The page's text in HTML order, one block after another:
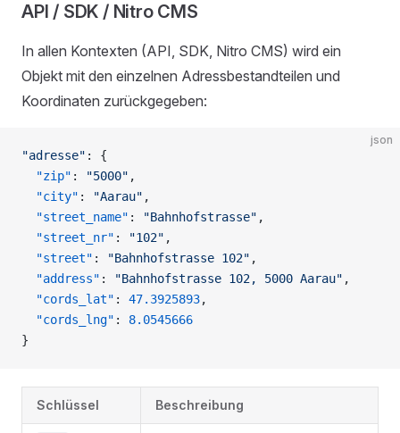
API / SDK / Nitro CMS
In allen Kontexten (API, SDK, Nitro CMS) wird ein
Objekt mit den einzelnen Adressbestandteilen und
Koordinaten zurückgegeben:
json
"adresse" : {
  "zip"
: "5000" ,
  "city"
: "Aarau" ,
  "street_name"
: "Bahnhofstrasse" ,
  "street_nr"
: "102" ,
  "street"
: "Bahnhofstrasse 102" ,
  "address"
: "Bahnhofstrasse 102, 5000 Aarau" ,
  "cords_lat"
: 47.3925893,
  "cords_lng"
: 8.0545666
}
Schlüssel Beschreibung